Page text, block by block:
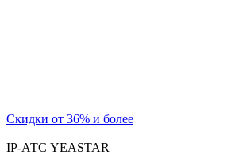
Скидки от 36% и более
IP-АТС YEASTAR